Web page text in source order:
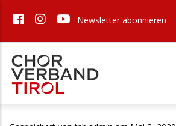
zum
Newsletter abonnieren